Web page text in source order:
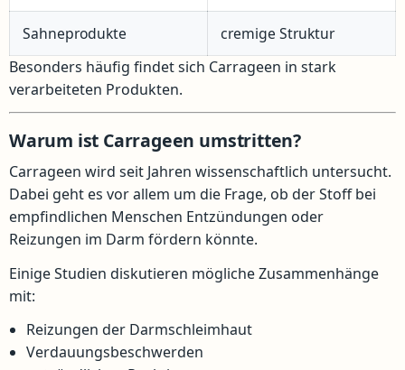
Sahneprodukte
cremige Struktur
Besonders häufig findet sich Carrageen in stark
verarbeiteten Produkten.
Warum ist Carrageen umstritten?
Carrageen wird seit Jahren wissenschaftlich untersucht.
Dabei geht es vor allem um die Frage, ob der Stoff bei
empfindlichen Menschen Entzündungen oder
Reizungen im Darm fördern könnte.
Einige Studien diskutieren mögliche Zusammenhänge
mit:
Reizungen der Darmschleimhaut
Verdauungsbeschwerden